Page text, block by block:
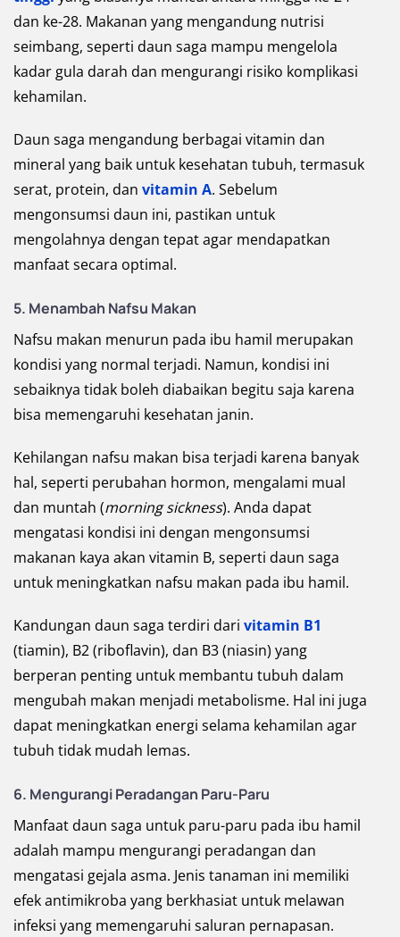
dan ke-28. Makanan yang mengandung nutrisi
seimbang, seperti daun saga mampu mengelola
kadar gula darah dan mengurangi risiko komplikasi
kehamilan.
Daun saga mengandung berbagai vitamin dan
mineral yang baik untuk kesehatan tubuh, termasuk
serat, protein, dan vitamin A. Sebelum
mengonsumsi daun ini, pastikan untuk
mengolahnya dengan tepat agar mendapatkan
manfaat secara optimal.
5. Menambah Nafsu Makan
Nafsu makan menurun pada ibu hamil merupakan
kondisi yang normal terjadi. Namun, kondisi ini
sebaiknya tidak boleh diabaikan begitu saja karena
bisa memengaruhi kesehatan janin.
Kehilangan nafsu makan bisa terjadi karena banyak
hal, seperti perubahan hormon, mengalami mual
dan muntah (morning sickness). Anda dapat
mengatasi kondisi ini dengan mengonsumsi
makanan kaya akan vitamin B, seperti daun saga
untuk meningkatkan nafsu makan pada ibu hamil.
Kandungan daun saga terdiri dari vitamin B1
(tiamin), B2 (riboflavin), dan B3 (niasin) yang
berperan penting untuk membantu tubuh dalam
mengubah makan menjadi metabolisme. Hal ini juga
dapat meningkatkan energi selama kehamilan agar
tubuh tidak mudah lemas.
6. Mengurangi Peradangan Paru-Paru
Manfaat daun saga untuk paru-paru pada ibu hamil
adalah mampu mengurangi peradangan dan
mengatasi gejala asma. Jenis tanaman ini memiliki
efek antimikroba yang berkhasiat untuk melawan
infeksi yang memengaruhi saluran pernapasan.